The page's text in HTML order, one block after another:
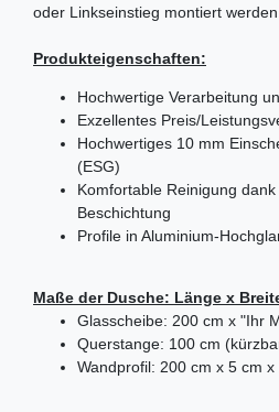
oder Linkseinstieg montiert werden.
Produkteigenschaften:
Hochwertige Verarbeitung
Exzellentes Preis/
Hochwertiges 10 mm
(ESG)
Komfortable Reinigung
Beschichtung
Profile in Aluminium-
Maße der Dusche: Länge x
Glasscheibe: 200 cm x "Ihr
Querstange: 100 cm
Wandprofil: 200 cm x 5 cm x